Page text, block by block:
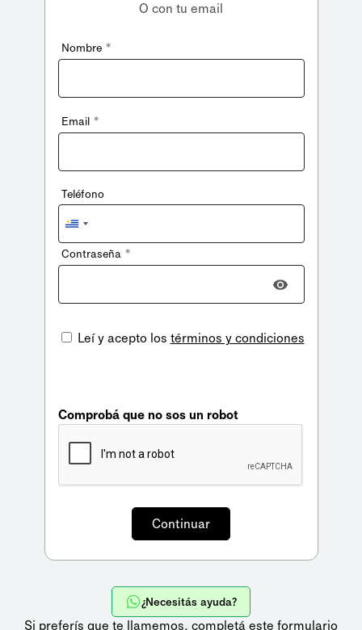
O con tu email
Nombre *
Email *
Teléfono
Uruguay
+598
Contraseña *
Leí y acepto los términos y condiciones
Comprobá que no sos un robot
¿Necesitás ayuda?
Si preferís que te llamemos, completá este formulario